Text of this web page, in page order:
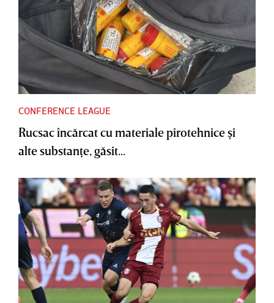
CONFERENCE LEAGUE
Rucsac încărcat cu materiale pirotehnice şi
alte substanţe, găsit...